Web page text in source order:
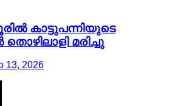
കാട്ടുപന്നിയുടെ
മരിച്ചു
13, 2026